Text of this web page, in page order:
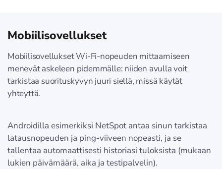
Mobiilisovellukset
Mobiilisovellukset Wi-Fi-nopeuden mittaamiseen
menevät askeleen pidemmälle: niiden avulla voit
tarkistaa suorituskyvyn juuri siellä, missä käytät
yhteyttä.
Androidilla esimerkiksi NetSpot antaa sinun tarkistaa
latausnopeuden ja ping-viiveen nopeasti, ja se
tallentaa automaattisesti historiasi tuloksista (mukaan
lukien päivämäärä, aika ja testipalvelin).